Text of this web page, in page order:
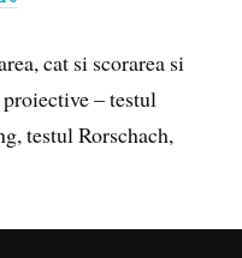
cat si scorarea si
– testul
testul Rorschach,